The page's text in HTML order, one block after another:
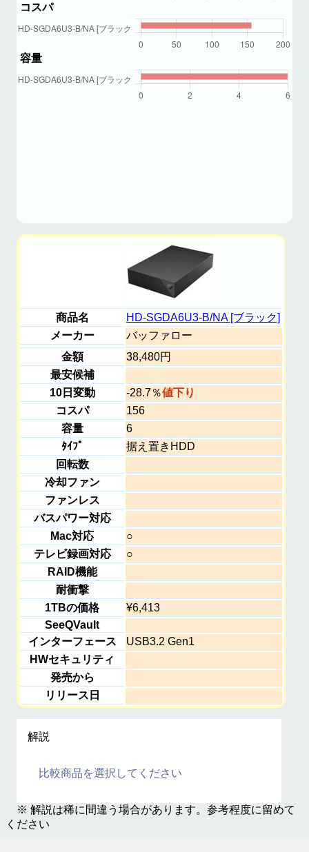
コスパ
容量
商品名
HD-SGDA6U3-B/NA [ブラック]
メーカー
バッファロー
金額
38,480円
最安候補
10日変動
-28.7％値下り
コスパ
156
容量
6
ﾀｲﾌﾟ
据え置きHDD
回転数
冷却ファン
ファンレス
バスパワー対応
Mac対応
○
テレビ録画対応
○
RAID機能
耐衝撃
1TBの価格
¥6,413
SeeQVault
インターフェース
USB3.2 Gen1
HWセキュリティ
発売から
リリース日
解説
比較商品を選択してください
※ 解説は稀に間違う場合があります。参考程度に留めて
ください